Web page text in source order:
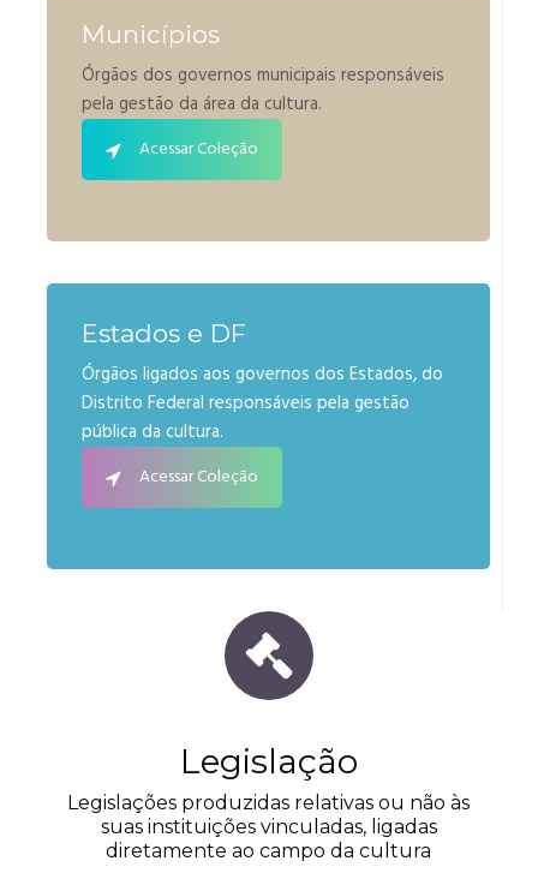
Municípios
Órgãos dos governos municipais responsáveis
pela gestão da área da cultura.
Acessar Coleção
Estados e DF
Órgãos ligados aos governos dos Estados, do
Distrito Federal responsáveis pela gestão
pública da cultura.
Acessar Coleção
Legislação
Legislações produzidas relativas ou não às
suas instituições vinculadas, ligadas
diretamente ao campo da cultura